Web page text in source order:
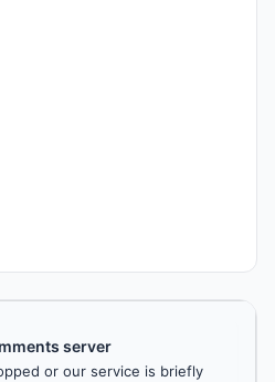
server
or our service is briefly